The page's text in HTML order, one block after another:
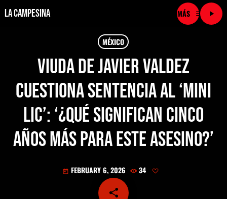
La Campesina menu
play_arrow
LA CAMPESINA CADENA
play_arrow LA CAMPESINA 101.9 FM
play_arrow LA CAMPESINA 96.7 FM
MÉXICO
Viuda de Javier Valdez
cuestiona sentencia al ‘Mini
Lic’: ‘¿Qué significan cinco
años más para este asesino?’
today FEBRUARY 6, 2026 34
share
email